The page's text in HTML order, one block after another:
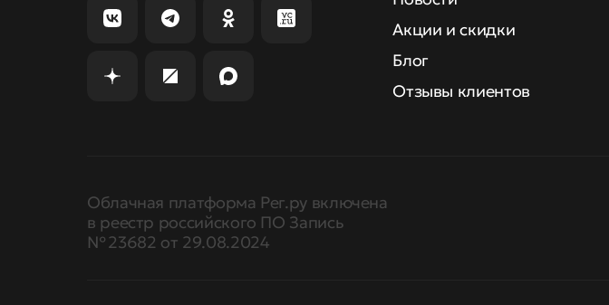
Акции и скидки
Блог
Отзывы клиентов
Облачная платформа Рег.ру включена
в реестр российского ПО Запись
№ 23682 от 29.08.2024